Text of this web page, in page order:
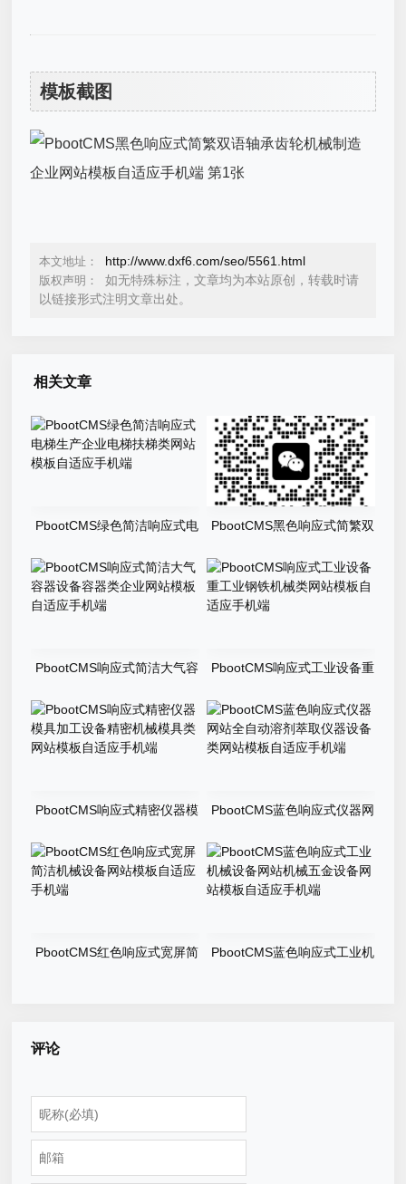
模板截图
本文地址： http://www.dxf6.com/seo/5561.html
版权声明：
如无特殊标注，文章均为本站原创，转载时请
以链接形式注明文章出处。
相关文章
PbootCMS绿色简洁响应式电
板自适应手机端
PbootCMS黑色响应式简繁双
模板自适应手机端
PbootCMS响应式简洁大气容
适应手机端
PbootCMS响应式工业设备重
应手机端
PbootCMS响应式精密仪器模
站模板自适应手机端
PbootCMS蓝色响应式仪器网
网站模板自适应手机端
PbootCMS红色响应式宽屏简
PbootCMS蓝色响应式工业机
评论